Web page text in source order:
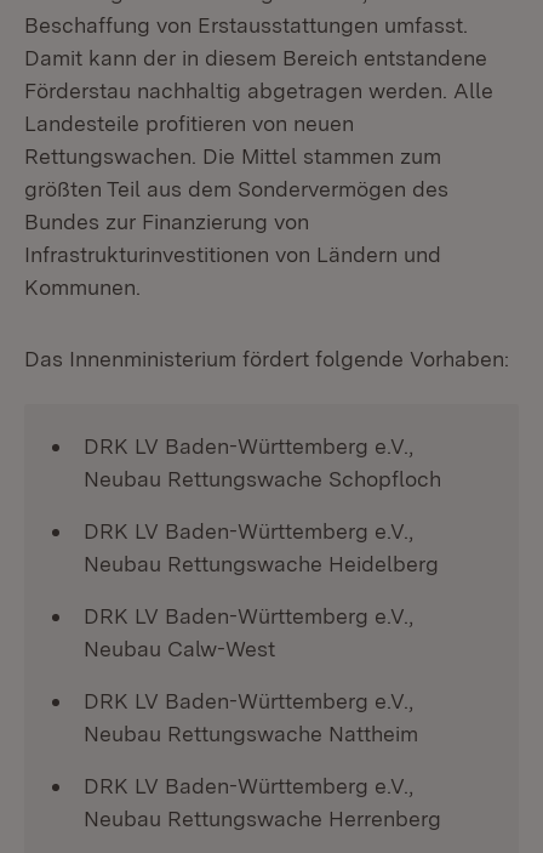
Beschaffung von Erstausstattungen umfasst.
Damit kann der in diesem Bereich entstandene
Förderstau nachhaltig abgetragen werden. Alle
Landesteile profitieren von neuen
Rettungswachen. Die Mittel stammen zum
größten Teil aus dem Sondervermögen des
Bundes zur Finanzierung von
Infrastrukturinvestitionen von Ländern und
Kommunen.
Das Innenministerium fördert folgende Vorhaben:
DRK LV Baden-Württemberg e.V.,
Neubau Rettungswache Schopfloch
DRK LV Baden-Württemberg e.V.,
Neubau Rettungswache Heidelberg
DRK LV Baden-Württemberg e.V.,
Neubau Calw-West
DRK LV Baden-Württemberg e.V.,
Neubau Rettungswache Nattheim
DRK LV Baden-Württemberg e.V.,
Neubau Rettungswache Herrenberg